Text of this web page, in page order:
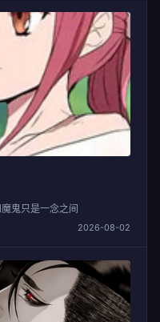
鬼只是一念之间
2026-08-02